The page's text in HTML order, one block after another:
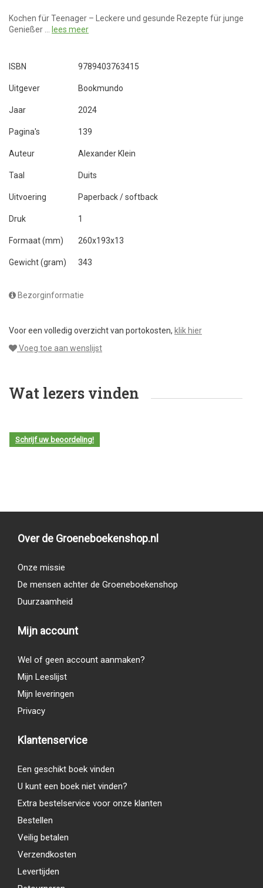
Kochen für Teenager – Leckere und gesunde Rezepte für junge
Genießer … lees meer
ISBN 9789403763415
Uitgever Bookmundo
Jaar 2024
Pagina's 139
Auteur Alexander Klein
Taal Duits
Uitvoering Paperback / softback
Druk 1
Formaat (mm) 260x193x13
Gewicht (gram) 343
Bezorginformatie
Voor een volledig overzicht van portokosten, klik hier
Voeg toe aan wenslijst
Wat lezers vinden
Schrijf uw beoordeling!
Over de Groeneboekenshop.nl
Onze missie
De mensen achter de Groeneboekenshop
Duurzaamheid
Mijn account
Wel of geen account aanmaken?
Mijn Leeslijst
Mijn leveringen
Privacy
Klantenservice
Een geschikt boek vinden
U kunt een boek niet vinden?
Extra bestelservice voor onze klanten
Bestellen
Veilig betalen
Verzendkosten
Levertijden